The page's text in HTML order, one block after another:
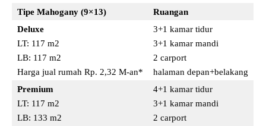
Tipe Mahogany (9×13)
Ruangan
Deluxe
LT: 117 m2
LB: 117 m2
Harga jual rumah Rp. 2,32 M-an*
3+1 kamar tidur
3+1 kamar mandi
2 carport
halaman depan+belakang
Premium
LT: 117 m2
LB: 133 m2
4+1 kamar tidur
3+1 kamar mandi
2 carport